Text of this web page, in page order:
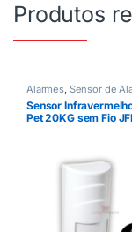
Produtos
Alarmes, Sensor de
Sensor
Pet 20KG sem Fio